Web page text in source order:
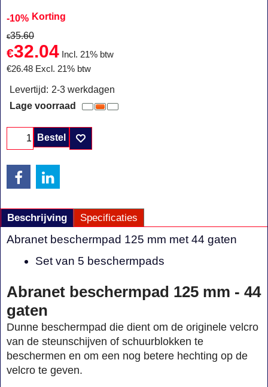
-10% Korting
€35.60
€32.04 Incl. 21% btw
€26.48 Excl. 21% btw
Levertijd: 2-3 werkdagen
Lage voorraad
Bestel
Beschrijving Specificaties
Abranet beschermpad 125 mm met 44 gaten
Set van 5 beschermpads
Abranet beschermpad 125 mm - 44
gaten
Dunne beschermpad die dient om de originele velcro
van de steunschijven of schuurblokken te
beschermen en om een nog betere hechting op de
velcro te geven.